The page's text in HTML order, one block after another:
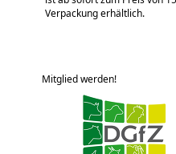
Verpackung erhältlich.
Mitglied werden!